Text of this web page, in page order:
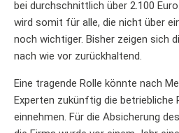
bei durchschnittlich über 2.100
wird somit für alle, die nicht über
noch wichtiger. Bisher zeigen sich
nach wie vor zurückhaltend.
Eine tragende Rolle könnte nach
Experten zukünftig die betriebliche
einnehmen. Für die Absicherung